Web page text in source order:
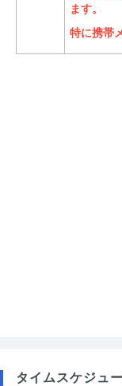
ます。
特に携帯
タイムスケジュ